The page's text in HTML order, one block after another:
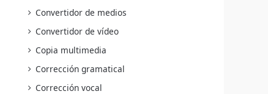
Convertidor de medios
Convertidor de vídeo
Copia multimedia
Corrección gramatical
Corrección vocal